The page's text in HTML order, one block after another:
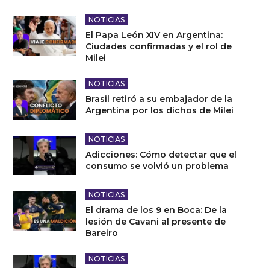
NOTICIAS
El Papa León XIV en Argentina:
Ciudades confirmadas y el rol de
Milei
NOTICIAS
Brasil retiró a su embajador de la
Argentina por los dichos de Milei
NOTICIAS
Adicciones: Cómo detectar que el
consumo se volvió un problema
NOTICIAS
El drama de los 9 en Boca: De la
lesión de Cavani al presente de
Bareiro
NOTICIAS